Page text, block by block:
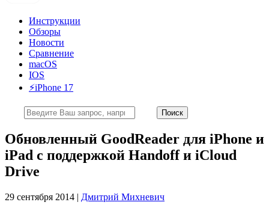
Инструкции
Обзоры
Новости
Сравнение
macOS
IOS
⚡️iPhone 17
Обновленный GoodReader для iPhone и
iPad с поддержкой Handoff и iCloud
Drive
29 сентября 2014 | Дмитрий Михневич